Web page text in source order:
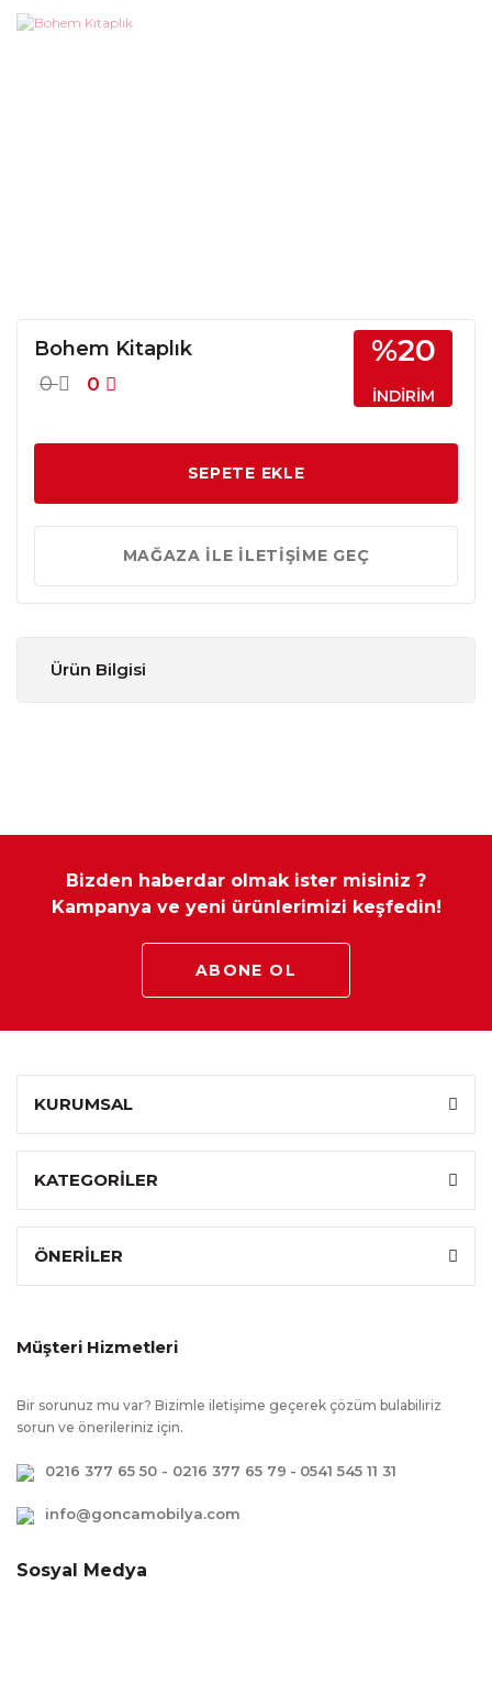
Bohem Kitaplık
0
0
İNDİRİM
%20
SEPETE EKLE
MAĞAZA İLE İLETİŞİME GEÇ
Ürün Bilgisi
Bizden haberdar olmak ister misiniz ?
Kampanya ve yeni ürünlerimizi keşfedin!
ABONE OL
KURUMSAL
KATEGORİLER
ÖNERİLER
Müşteri Hizmetleri
Bir sorunuz mu var? Bizimle iletişime geçerek çözüm bulabiliriz
sorun ve önerileriniz için.
0216 377 65 50 - 0216 377 65 79 - 0541 545 11 31
info@goncamobilya.com
Sosyal Medya